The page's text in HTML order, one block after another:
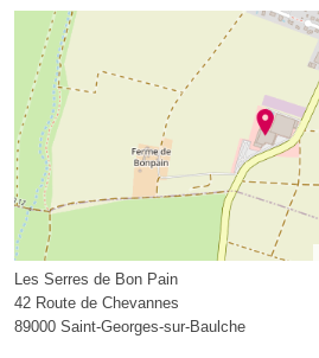
Les Serres de Bon Pain
42 Route de Chevannes
89000 Saint-Georges-sur-Baulche